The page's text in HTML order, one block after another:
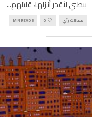
ببطني لأقدر أنزلها، قلتلهم...
مقالات رأي 0
3 MIN READ